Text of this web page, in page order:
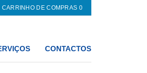
CARRINHO DE COMPRAS 0
CONTACTOS